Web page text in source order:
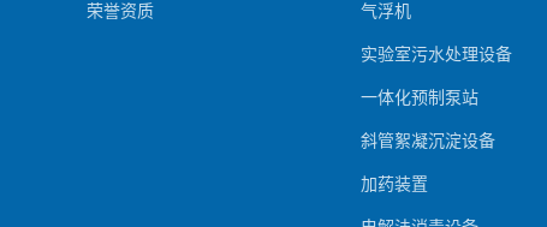
荣誉资质 气浮机
实验室污水处理设备
一体化预制泵站
斜管絮凝沉淀设备
加药装置